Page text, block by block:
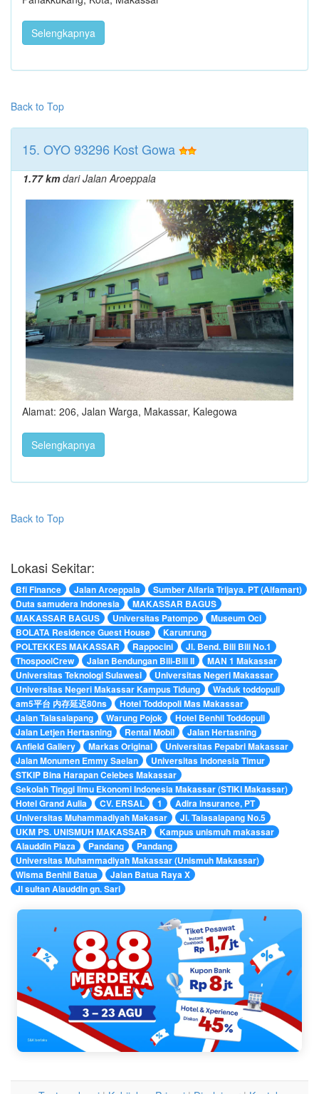
Selengkapnya
Back to Top
15. OYO 93296 Kost Gowa
1.77 kmdari Jalan Aroeppala
Alamat: 206, Jalan Warga, Makassar, Kalegowa
Selengkapnya
Back to Top
Lokasi Sekitar:
Bfi Finance Jalan Aroeppala
Sumber Alfaria Trijaya. PT (Alfamart)
Duta samudera Indonesia
MAKASSAR BAGUS
MAKASSAR BAGUS
Universitas Patompo
Museum Oci
BOLATA Residence Guest House
Karunrung
POLTEKKES MAKASSAR
Rappocini
Jl. Bend. Bili Bili No.1
ThospoolCrew
Jalan Bendungan Bili-Bili II
MAN 1 Makassar
Universitas Teknologi Sulawesi
Universitas Negeri Makassar
Universitas Negeri Makassar Kampus Tidung
Waduk toddopuli
am5平台 内存延迟80ns
Hotel Toddopoli Mas Makassar
Jalan Talasalapang
Warung Pojok
Hotel Benhil Toddopuli
Jalan Letjen Hertasning
Rental Mobil
Jalan Hertasning
Anfield Gallery
Markas Original
Universitas Pepabri Makassar
Jalan Monumen Emmy Saelan
Universitas Indonesia Timur
STKIP Bina Harapan Celebes Makassar
Sekolah Tinggi Ilmu Ekonomi Indonesia Makassar (STIKI Makassar)
Hotel Grand Aulia
CV. ERSAL 1
Adira Insurance, PT
Universitas Muhammadiyah Makasar
Jl. Talasalapang No.5
UKM PS. UNISMUH MAKASSAR
Kampus unismuh makassar
Alauddin Plaza
Pandang
Pandang
Universitas Muhammadiyah Makassar (Unismuh Makassar)
Wisma Benhil Batua
Jalan Batua Raya X
Jl sultan Alauddin gn. Sari